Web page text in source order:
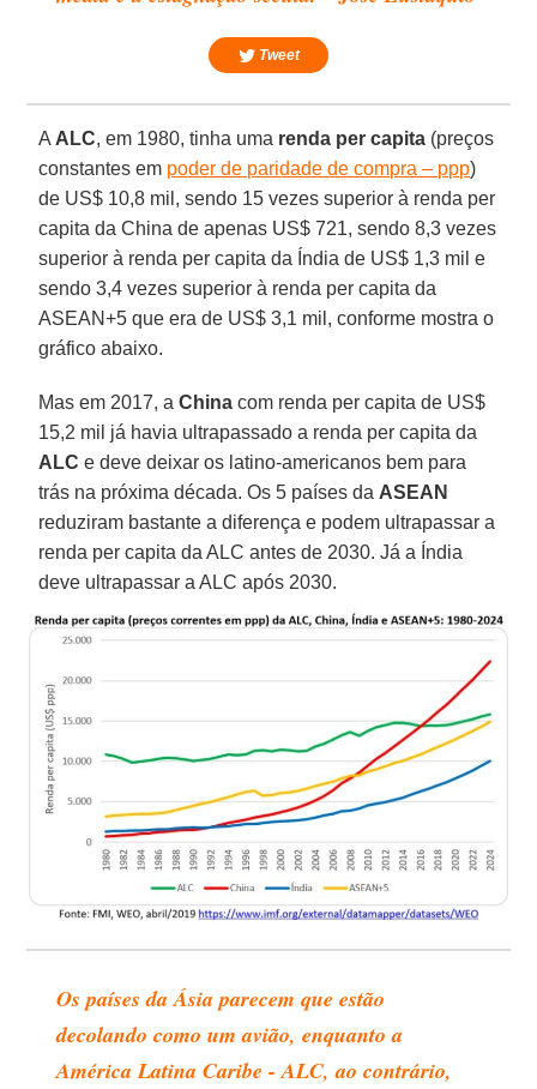
Tweet
A ALC, em 1980, tinha uma renda per capita (preços
constantes em poder de paridade de compra – ppp)
de US$ 10,8 mil, sendo 15 vezes superior à renda per
capita da China de apenas US$ 721, sendo 8,3 vezes
superior à renda per capita da Índia de US$ 1,3 mil e
sendo 3,4 vezes superior à renda per capita da
ASEAN+5 que era de US$ 3,1 mil, conforme mostra o
gráfico abaixo.
Mas em 2017, aChina com renda per capita de US$
15,2 mil já havia ultrapassado a renda per capita da
ALC e deve deixar os latino-americanos bem para
trás na próxima década. Os 5 países da ASEAN
reduziram bastante a diferença e podem ultrapassar a
renda per capita da ALC antes de 2030. Já a Índia
deve ultrapassar a ALC após 2030.
Os países da Ásia parecem que estão
decolando como um avião, enquanto a
América Latina Caribe - ALC, ao contrário,